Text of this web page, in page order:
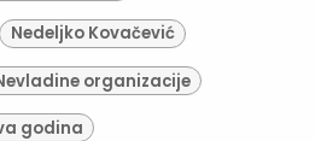
Nedeljko Kovačević
organizacije
godina